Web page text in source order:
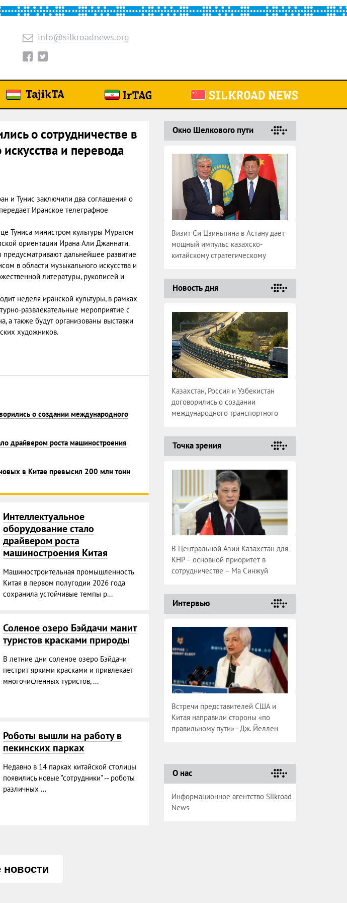
info@silkroadnews.org
о сотрудничестве в
и перевода
и Тунис заключили два соглашения о
Иранское телеграфное
Туниса министром культуры Муратом
ориентации Ирана Али Джаннати.
дальнейшее развитие
в области музыкального искусства и
литературы, рукописей и
неделя иранской культуры, в рамках
развлекательные мероприятие с
а также будут организованы выставки
художников.
о создании международного
драйвером роста машиностроения
в Китае превысил 200 млн тонн
Интеллектуальное
оборудование стало
драйвером роста
машиностроения Китая
Машиностроительная промышленность
Китая в первом полугодии 2026 года
сохранила устойчивые темпы р...
Соленое озеро Бэйдачи манит
туристов красками природы
В летние дни соленое озеро Бэйдачи
пестрит яркими красками и привлекает
многочисленных туристов, ...
Роботы вышли на работу в
пекинских парках
Недавно в 14 парках китайской столицы
появились новые "сотрудники" -- роботы
различных ...
Окно Шелкового пути
Визит Си Цзиньпина в Астану дает
мощный импульс казахско-
китайскому стратегическому
Новость дня
Казахстан, Россия и Узбекистан
договорились о создании
международного транспортного
Точка зрения
В Центральной Азии Казахстан для
КНР – основной приоритет в
сотрудничестве – Ма Синжуй
Интервью
Встречи представителей США и
Китая направили стороны «по
правильному пути» - Дж. Йеллен
О нас
Информационное агентство Silkroad
News